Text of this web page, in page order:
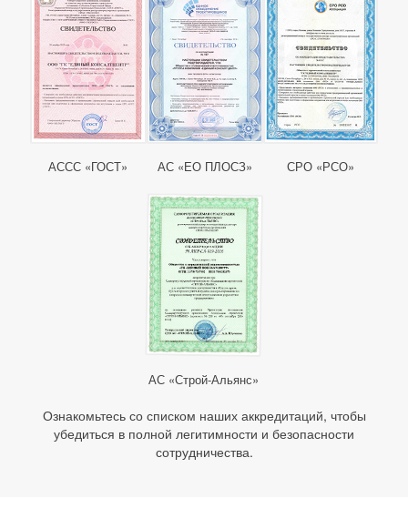
АССС «ГОСТ» АС «ЕО ПЛОСЗ» СРО «РСО»
АС «Строй-Альянс»
Ознакомьтесь со списком наших аккредитаций, чтобы
убедиться в полной легитимности и безопасности
сотрудничества.